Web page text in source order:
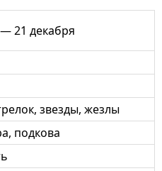
21 декабря
звезды, жезлы
подкова